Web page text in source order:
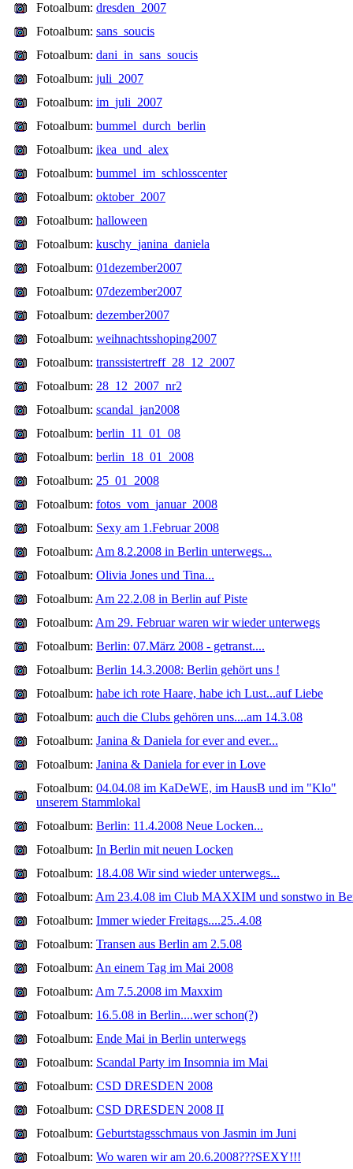
Fotoalbum: dresden_2007
Fotoalbum: sans_soucis
Fotoalbum: dani_in_sans_soucis
Fotoalbum: juli_2007
Fotoalbum: im_juli_2007
Fotoalbum: bummel_durch_berlin
Fotoalbum: ikea_und_alex
Fotoalbum: bummel_im_schlosscenter
Fotoalbum: oktober_2007
Fotoalbum: halloween
Fotoalbum: kuschy_janina_daniela
Fotoalbum: 01dezember2007
Fotoalbum: 07dezember2007
Fotoalbum: dezember2007
Fotoalbum: weihnachtsshoping2007
Fotoalbum: transsistertreff_28_12_2007
Fotoalbum: 28_12_2007_nr2
Fotoalbum: scandal_jan2008
Fotoalbum: berlin_11_01_08
Fotoalbum: berlin_18_01_2008
Fotoalbum: 25_01_2008
Fotoalbum: fotos_vom_januar_2008
Fotoalbum: Sexy am 1.Februar 2008
Fotoalbum: Am 8.2.2008 in Berlin unterwegs...
Fotoalbum: Olivia Jones und Tina...
Fotoalbum: Am 22.2.08 in Berlin auf Piste
Fotoalbum: Am 29. Februar waren wir wieder unterwegs
Fotoalbum: Berlin: 07.März 2008 - getranst....
Fotoalbum: Berlin 14.3.2008: Berlin gehört uns !
Fotoalbum: habe ich rote Haare, habe ich Lust...auf Liebe
Fotoalbum: auch die Clubs gehören uns....am 14.3.08
Fotoalbum: Janina & Daniela for ever and ever...
Fotoalbum: Janina & Daniela for ever in Love
Fotoalbum: 04.04.08 im KaDeWE, im HausB und im "Klo"
unserem Stammlokal
Fotoalbum: Berlin: 11.4.2008 Neue Locken...
Fotoalbum: In Berlin mit neuen Locken
Fotoalbum: 18.4.08 Wir sind wieder unterwegs...
Fotoalbum: Am 23.4.08 im Club MAXXIM und sonstwo in
Fotoalbum: Immer wieder Freitags....25..4.08
Fotoalbum: Transen aus Berlin am 2.5.08
Fotoalbum: An einem Tag im Mai 2008
Fotoalbum: Am 7.5.2008 im Maxxim
Fotoalbum: 16.5.08 in Berlin....wer schon(?)
Fotoalbum: Ende Mai in Berlin unterwegs
Fotoalbum: Scandal Party im Insomnia im Mai
Fotoalbum: CSD DRESDEN 2008
Fotoalbum: CSD DRESDEN 2008 II
Fotoalbum: Geburtstagsschmaus von Jasmin im Juni
Fotoalbum: Wo waren wir am 20.6.2008???SEXY!!!